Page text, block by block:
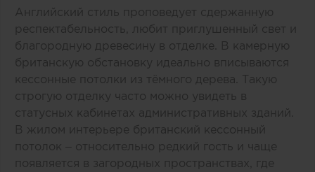
Английский стиль проповедует сдержанную
респектабельность, любит приглушенный свет и
благородную древесину в отделке. В камерную
британскую обстановку идеально вписываются
кессонные потолки из тёмного дерева. Такую
строгую отделку часто можно увидеть в
статусных кабинетах административных зданий.
В жилом интерьере британский кессонный
потолок – относительно редкий гость и чаще
появляется в загородных пространствах, где